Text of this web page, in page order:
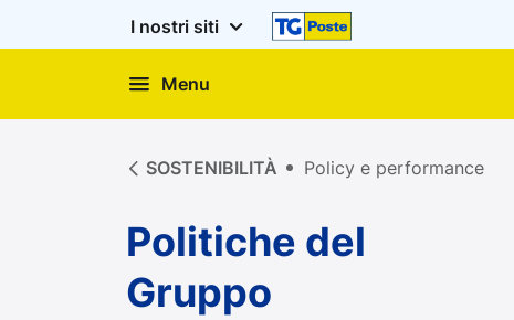
I nostri siti
Menu
Politiche del Gruppo
SOSTENIBILITÀ Policy e performance
Politiche del
Gruppo